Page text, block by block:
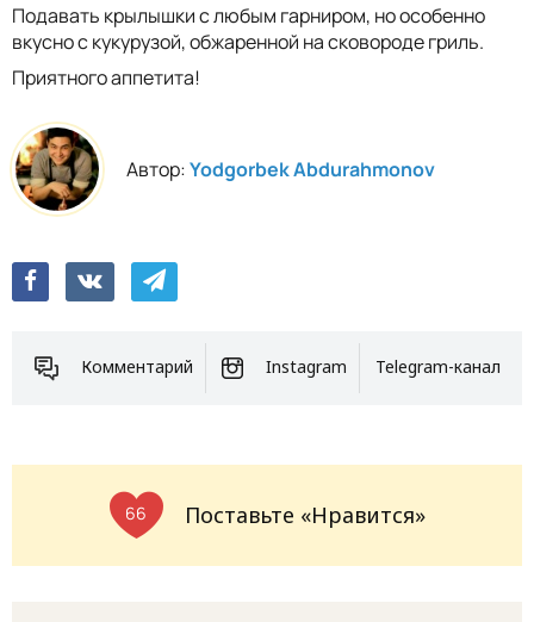
Подавать крылышки с любым гарниром, но особенно
вкусно с кукурузой, обжаренной на сковороде гриль.
Приятного аппетита!
Автор:Yodgorbek Abdurahmonov
Комментарий Instagram Telegram-канал
66 Поставьте «Нравится»